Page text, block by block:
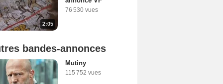
2:05
76 530 vues
bandes-annonces
Mutiny
115 752 vues